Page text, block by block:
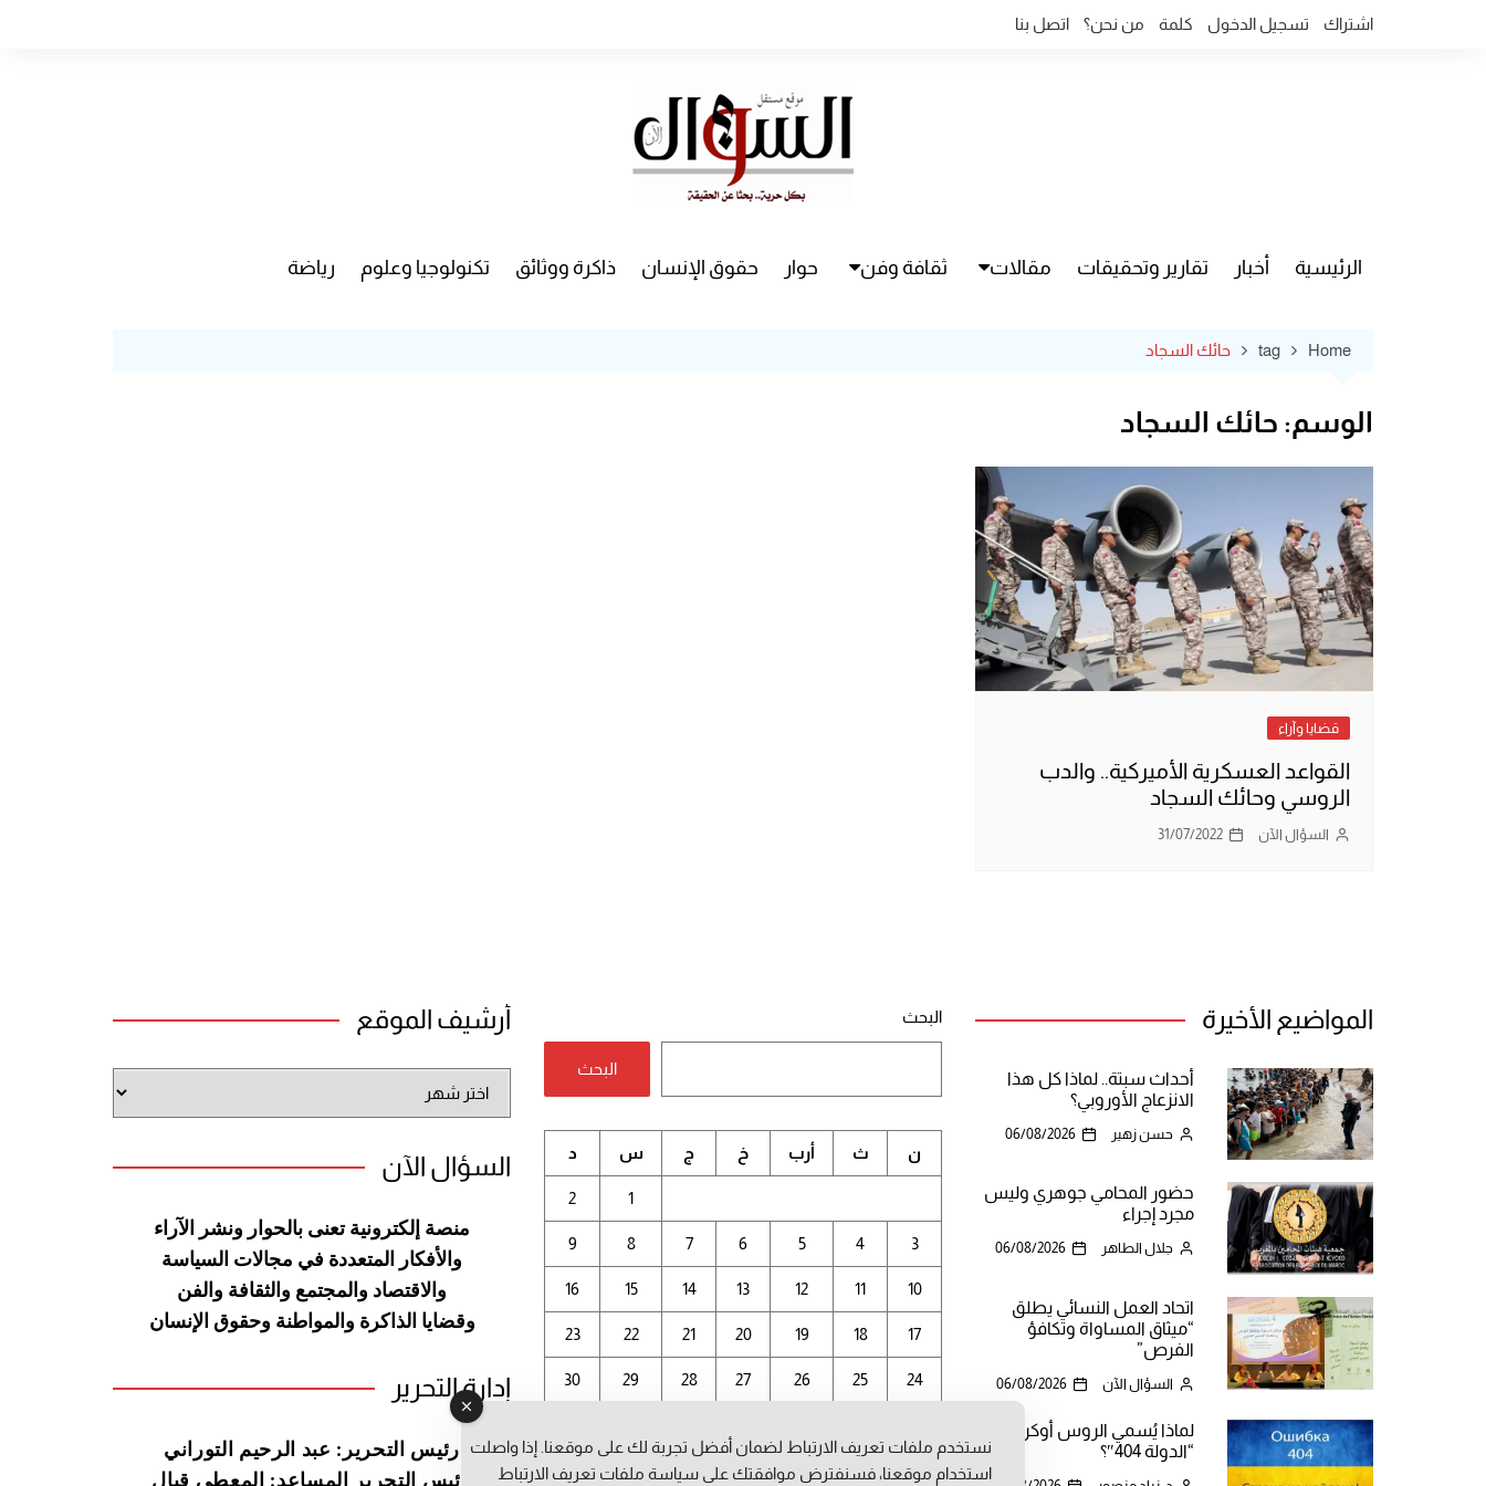
اشتراك تسجيل الدخول كلمة من نحن؟ اتصل بنا
الرئيسية أخبار تقارير وتحقيقات مقالات ثقافة وفن حوار حقوق الإنسان ذاكرة ووثائق تكنولوجيا وعلوم رياضة
Home
tag حائك السجاد
الوسم: حائك السجاد
قضايا وآراء
القواعد العسكرية الأميركية.. والدب
الروسي وحائك السجاد
السؤال الآن 31/07/2022
المواضيع الأخيرة
أحداث سبتة.. لماذا كل هذا
الانزعاج الأوروبي؟
حسن زهير 06/08/2026
حضور المحامي جوهري وليس
مجرد إجراء
جلال الطاهر 06/08/2026
اتحاد العمل النسائي يطلق
“ميثاق المساواة وتكافؤ
الفرص”
السؤال الآن 06/08/2026
لماذا يُسمي الروس أوكرانيا
“الدولة 404″؟
البحث
البحث
أغسطس 2026
ن ث أرب خ ج س د
1
2
3
4
5
6
7
8
9
10
11
12
13
14
15
16
17
18
19
20
21
22
23
24
25
26
27
28
29
30
أرشيف الموقع
الموقع
السؤال الآن
منصة إلكترونية تعنى بالحوار ونشر
الآراء
والأفكار المتعددة في مجالات السياسة
والاقتصاد والمجتمع والثقافة والفن
وقضايا الذاكرة والمواطنة وحقوق الإنسان
إدارة التحرير
رئيس التحرير: عبد الرحيم التوراني
رئيس التحرير المساعد: المعطي قبال
نستخدم ملفات تعريف الارتباط لضمان أفضل تجربة لك على موقعنا. إذا واصلت
استخدام موقعنا، فسنفترض موافقتك على سياسة ملفات تعريف الارتباط